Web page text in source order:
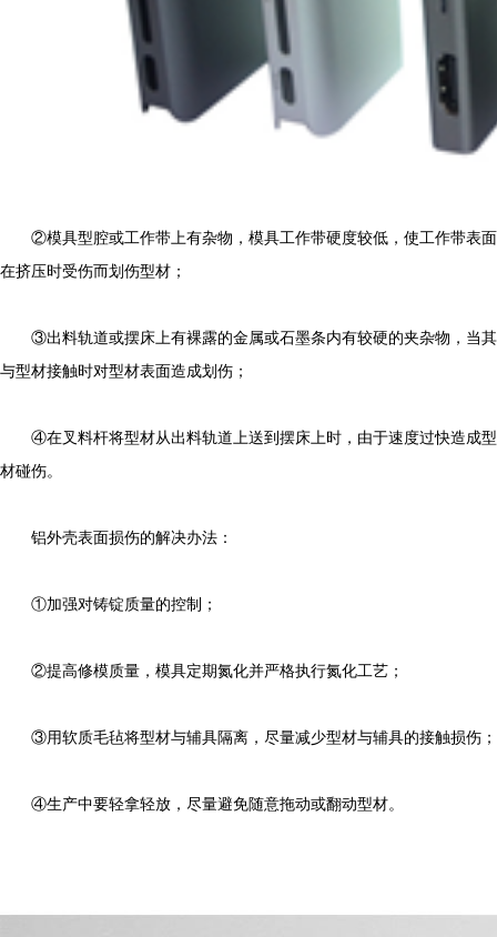
②模具型腔或工作带上有杂物，模具工作带硬度较低，使工作带表面
在挤压时受伤而划伤型材；
③出料轨道或摆床上有裸露的金属或石墨条内有较硬的夹杂物，当其
与型材接触时对型材表面造成划伤；
④在叉料杆将型材从出料轨道上送到摆床上时，由于速度过快造成型
材碰伤。
铝外壳表面损伤的解决办法：
①加强对铸锭质量的控制；
②提高修模质量，模具定期氮化并严格执行氮化工艺；
③用软质毛毡将型材与辅具隔离，尽量减少型材与辅具的接触损伤；
④生产中要轻拿轻放，尽量避免随意拖动或翻动型材。